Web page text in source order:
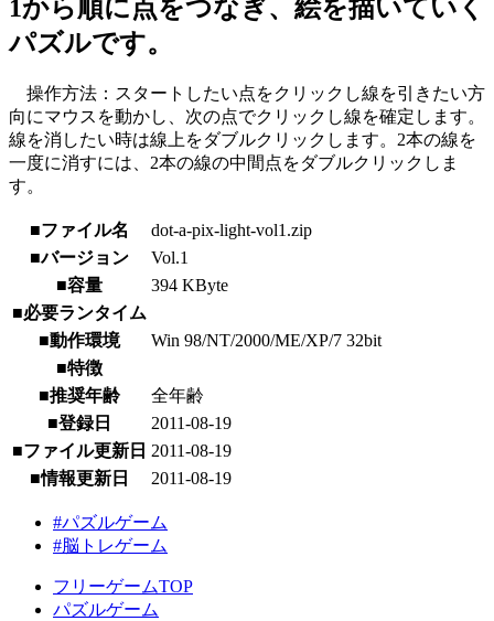
1から順に点をつなぎ、絵を描いていく
パズルです。
操作方法：スタートしたい点をクリックし線を引きたい方
向にマウスを動かし、次の点でクリックし線を確定します。
線を消したい時は線上をダブルクリックします。2本の線を
一度に消すには、2本の線の中間点をダブルクリックしま
す。
■ファイル名
dot-a-pix-light-vol1.zip
■バージョン
Vol.1
■容量
394 KByte
■必要ランタイム
■動作環境
Win 98/NT/2000/ME/XP/7 32bit
■特徴
■推奨年齢
全年齢
■登録日
2011-08-19
■ファイル更新日 2011-08-19
■情報更新日
2011-08-19
#パズルゲーム
#脳トレゲーム
フリーゲームTOP
パズルゲーム